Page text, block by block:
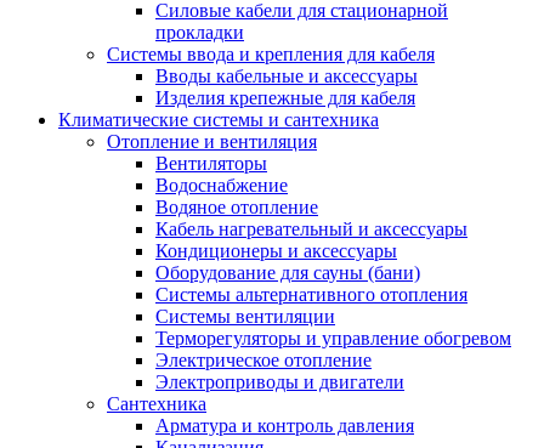
Силовые кабели для стационарной
прокладки
Системы ввода и крепления для кабеля
Вводы кабельные и аксессуары
Изделия крепежные для кабеля
Климатические системы и сантехника
Отопление и вентиляция
Вентиляторы
Водоснабжение
Водяное отопление
Кабель нагревательный и аксессуары
Кондиционеры и аксессуары
Оборудование для сауны (бани)
Системы альтернативного отопления
Системы вентиляции
Терморегуляторы и управление обогревом
Электрическое отопление
Электроприводы и двигатели
Сантехника
Арматура и контроль давления